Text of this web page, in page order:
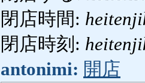
閉店時間:
閉店時刻:
antonimi: 開店